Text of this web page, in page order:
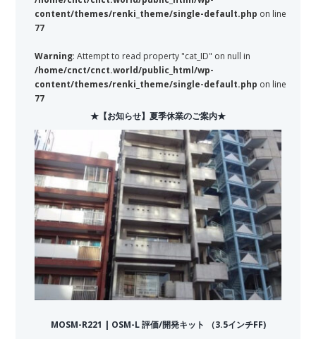
content/themes/renki_theme/single-default.php on line
77
Warning: Attempt to read property "cat_ID" on null in
/home/cnct/cnct.world/public_html/wp-
content/themes/renki_theme/single-default.php on line
77
★【お知らせ】夏季休業のご案内★
MOSM-R221 | OSM-L 評価/開発キット （3.5インチFF)